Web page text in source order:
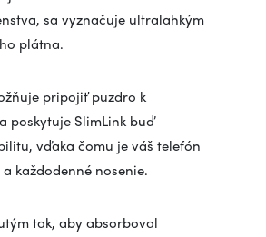
sa vyznačuje ultralahkým
plátna.
pripojiť puzdro k
poskytuje SlimLink buď
vďaka čomu je váš telefón
každodenné nosenie.
tak, aby absorboval